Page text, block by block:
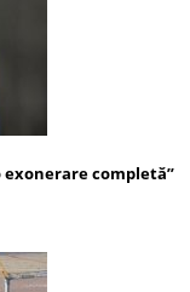
completă”